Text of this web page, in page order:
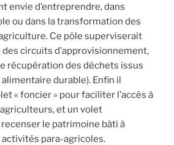
envie d’entreprendre, dans
ou dans la transformation des
Ce pôle superviserait
des circuits d’approvisionnement,
récupération des déchets issus
durable). Enfin il
« foncier » pour faciliter l’accès à
et un volet
le patrimoine bâti à
para-agricoles.